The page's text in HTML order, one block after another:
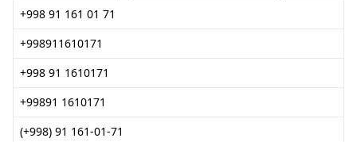
+998 91 161 01 71
+998911610171
+998 91 1610171
+99891 1610171
(+998) 91 161-01-71